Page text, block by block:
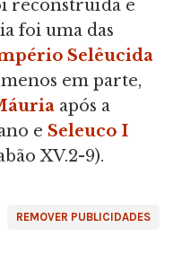
reconstruída e
foi uma das
Selêucida
menos em parte,
após a
e Seleuco I
XV.2-9).
REMOVER PUBLICIDADES